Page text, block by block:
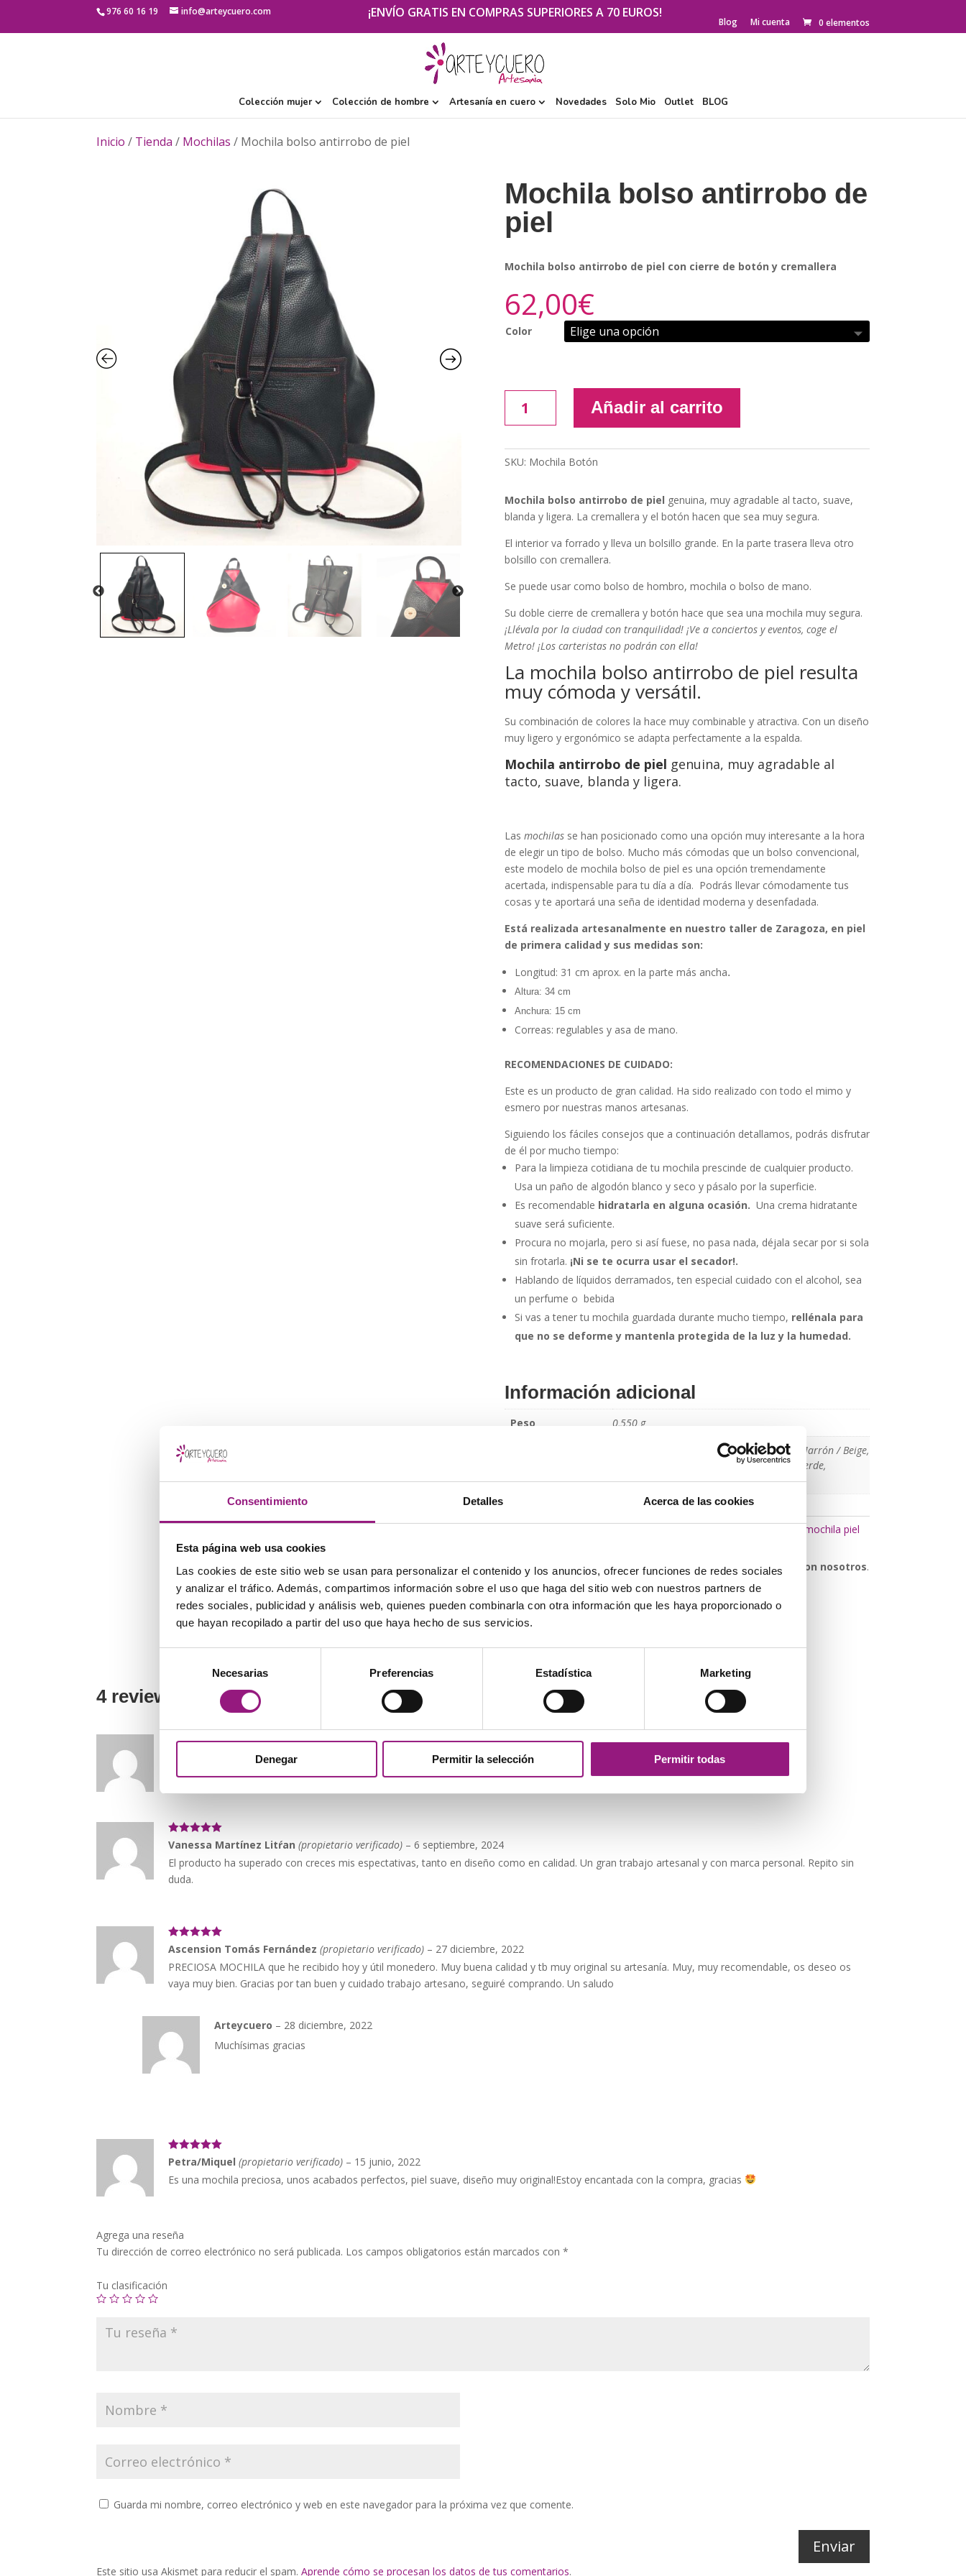
Consentimiento Detalles Acerca de las cookies
Esta página web usa cookies
Las cookies de este sitio web se usan para personalizar el contenido y los anuncios, ofrecer funciones de redes sociales
y analizar el tráfico. Además, compartimos información sobre el uso que haga del sitio web con nuestros partners de
redes sociales, publicidad y análisis web, quienes pueden combinarla con otra información que les haya proporcionado o
que hayan recopilado a partir del uso que haya hecho de sus servicios.
consentimiento
Necesarias Preferencias Estadística Marketing
Denegar Permitir la selección Permitir todas
976 60 16 19 info@arteycuero.com ¡ENVÍO GRATIS EN COMPRAS SUPERIORES A 70 EUROS!
Blog Mi cuenta 0 elementos
Colección mujer Colección de hombre Artesanía en cuero Novedades Solo Mio Outlet BLOG
Inicio / Tienda / Mochilas / Mochila bolso antirrobo de piel
Mochila bolso antirrobo de
piel
Mochila bolso antirrobo de piel con cierre de botón y cremallera
62,00€
Color
bolso
de
piel
Añadir al carrito
SKU: Mochila Botón
Mochila bolso antirrobo de piel genuina, muy agradable al tacto, suave,
blanda y ligera. La cremallera y el botón hacen que sea muy segura.
El interior va forrado y lleva un bolsillo grande. En la parte trasera lleva otro
bolsillo con cremallera.
Se puede usar como bolso de hombro, mochila o bolso de mano.
Su doble cierre de cremallera y botón hace que sea una mochila muy segura.
¡Llévala por la ciudad con tranquilidad! ¡Ve a conciertos y eventos, coge el
Metro! ¡Los carteristas no podrán con ella!
La mochila bolso antirrobo de piel resulta
muy cómoda y versátil.
Su combinación de colores la hace muy combinable y atractiva. Con un diseño
muy ligero y ergonómico se adapta perfectamente a la espalda.
Mochila antirrobo de piel genuina, muy agradable al
tacto, suave, blanda y ligera.
Las mochilasse han posicionado como una opción muy interesante a la hora
de elegir un tipo de bolso. Mucho más cómodas que un bolso convencional,
este modelo de mochila bolso de piel es una opción tremendamente
acertada, indispensable para tu día a día. Podrás llevar cómodamente tus
cosas y te aportará una seña de identidad moderna y desenfadada.
Está realizada artesanalmente en nuestro taller de Zaragoza, en piel
de primera calidad y sus medidas son:
Longitud: 31 cm aprox. en la parte más ancha.
Altura: 34 cm
Anchura: 15 cm
Correas: regulables y asa de mano.
RECOMENDACIONES DE CUIDADO:
Este es un producto de gran calidad. Ha sido realizado con todo el mimo y
esmero por nuestras manos artesanas.
Siguiendo los fáciles consejos que a continuación detallamos, podrás disfrutar
de él por mucho tiempo:
Para la limpieza cotidiana de tu mochila prescinde de cualquier producto.
Usa un paño de algodón blanco y seco y pásalo por la superficie.
Es recomendable hidratarla en alguna ocasión. Una crema hidratante
suave será suficiente.
Procura no mojarla, pero si así fuese, no pasa nada, déjala secar por si sola
sin frotarla. ¡Ni se te ocurra usar el secador!.
Hablando de líquidos derramados, ten especial cuidado con el alcohol, sea
un perfume o bebida
Si vas a tener tu mochila guardada durante mucho tiempo, rellénala para
que no se deforme y mantenla protegida de la luz y la humedad.
Información adicional
Peso 0,550 g
Azul, Fucsia/Rosa palo, Granate, Marrón, Marrón / Beige,
Marrón / Camel, Negro/gris, Rojo/Negro, Verde,
Violeta/gris
mochila piel
Si tiene cualquier pregunta o duda sobre esta pieza,contacte con nosotros.
Estaremos encantados de poderle ayudar.
4 reviews for Mochila bolso antirrobo de piel
4 noviembre, 2024
El pedido llegó rapidísimo y en perfecto estado. La mochila es muy bonita, tal como se ve en la foto.
Valorado con
5 de 5
Vanessa Martínez Litŕan(propietario verificado) – 6 septiembre, 2024
El producto ha superado con creces mis espectativas, tanto en diseño como en calidad. Un gran trabajo artesanal y con marca personal. Repito sin
duda.
Valorado con
5de 5
Ascension Tomás Fernández(propietario verificado) – 27 diciembre, 2022
PRECIOSA MOCHILA que he recibido hoy y útil monedero. Muy buena calidad y tb muy original su artesanía. Muy, muy recomendable, os deseo os
vaya muy bien. Gracias por tan buen y cuidado trabajo artesano, seguiré comprando. Un saludo
Arteycuero – 28 diciembre, 2022
Muchísimas gracias
Valorado con
5 de 5
Petra/Miquel(propietario verificado) – 15 junio, 2022
Es una mochila preciosa, unos acabados perfectos, piel suave, diseño muy original!Estoy encantada con la compra, gracias
Agrega una reseña
Tu dirección de correo electrónico no será publicada. Los campos obligatorios están marcados con*
Tu clasificación
Guarda mi nombre, correo electrónico y web en este navegador para la próxima vez que comente.
Enviar
Este sitio usa Akismet para reducir el spam.Aprende cómo se procesan los datos de tus comentarios.